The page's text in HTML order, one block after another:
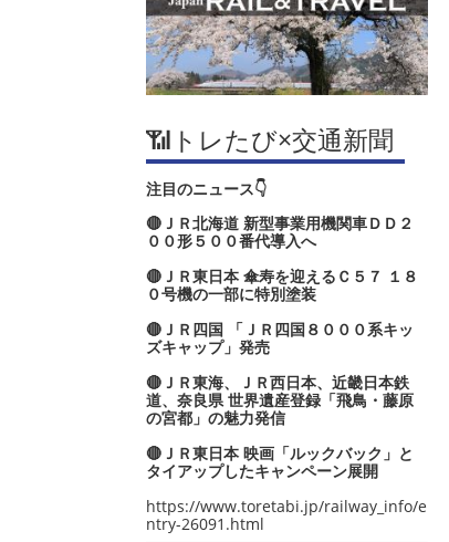
📶トレたび×交通新聞
注目のニュース👇
🔴ＪＲ北海道 新型事業用機関車ＤＤ２
００形５００番代導入へ
🔴ＪＲ東日本 傘寿を迎えるＣ５７ １８
０号機の一部に特別塗装
🔴ＪＲ四国 「ＪＲ四国８０００系キッ
ズキャップ」発売
🔴ＪＲ東海、ＪＲ西日本、近畿日本鉄
道、奈良県 世界遺産登録「飛鳥・藤原
の宮都」の魅力発信
🔴ＪＲ東日本 映画「ルックバック」と
タイアップしたキャンペーン展開
https://www.toretabi.jp/railway_info/e
ntry-26091.html